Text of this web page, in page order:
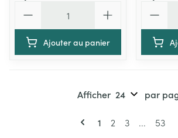
Ajouter au panier
Pages
Vous lisez
1 Page
2 Page
3 ... Page
53
Afficher par